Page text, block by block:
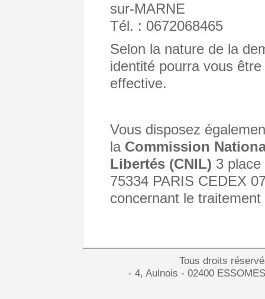
sur-MARNE
Tél. : 0672068465
Selon la nature de la
identité pourra vous
effective.
Vous disposez
la Commission
Libertés (CNIL) 3
75334 PARIS CEDEX
concernant le
Tous droits
- 4, Aulnois - 02400